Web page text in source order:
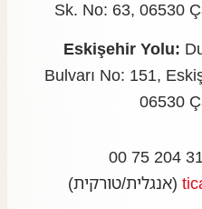
Sk. No: 63, 06530
Bulvarı No: 151,
06530
(אנגלית/טורקית)